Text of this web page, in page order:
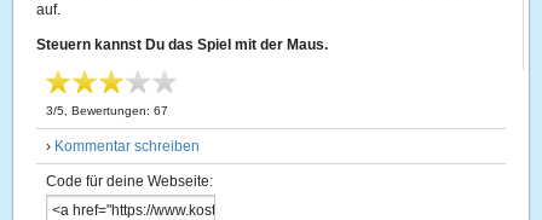
auf.
Steuern kannst Du das Spiel mit der Maus.
3/5 , Bewertungen:67
› Kommentar schreiben
Code für deine Webseite: